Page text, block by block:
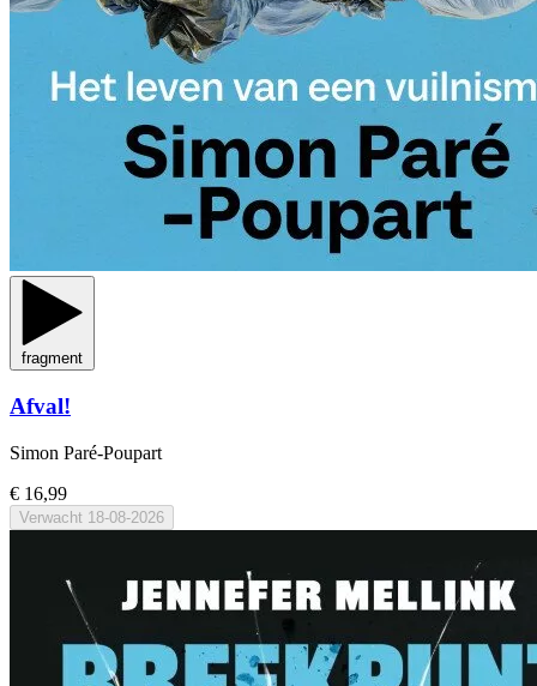
fragment
Afval!
Simon Paré-Poupart
€ 16,99
Verwacht 18-08-2026